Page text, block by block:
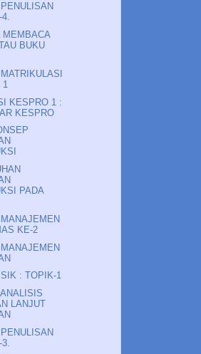
4.
MEMBACA
BUKU
KESPRO 1 :
KESPRO
PADA
KE-2
: TOPIK-1
LANJUT